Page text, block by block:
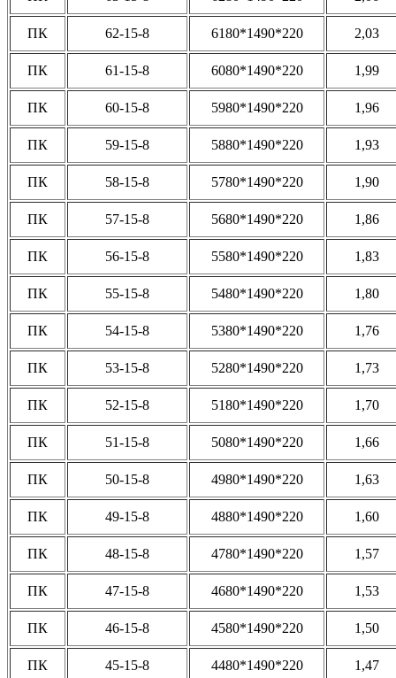
ПК 62-15-8 6180*1490*220 2,03
ПК 61-15-8 6080*1490*220 1,99
ПК 60-15-8 5980*1490*220 1,96
ПК 59-15-8 5880*1490*220 1,93
ПК 58-15-8 5780*1490*220 1,90
ПК 57-15-8 5680*1490*220 1,86
ПК 56-15-8 5580*1490*220 1,83
ПК 55-15-8 5480*1490*220 1,80
ПК 54-15-8 5380*1490*220 1,76
ПК 53-15-8 5280*1490*220 1,73
ПК 52-15-8 5180*1490*220 1,70
ПК 51-15-8 5080*1490*220 1,66
ПК 50-15-8 4980*1490*220 1,63
ПК 49-15-8 4880*1490*220 1,60
ПК 48-15-8 4780*1490*220 1,57
ПК 47-15-8 4680*1490*220 1,53
ПК 46-15-8 4580*1490*220 1,50
ПК 45-15-8 4480*1490*220 1,47